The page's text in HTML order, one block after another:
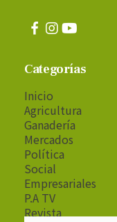
Categorías
Inicio
Agricultura
Ganadería
Mercados
Política
Social
Empresariales
P.A TV
Revista